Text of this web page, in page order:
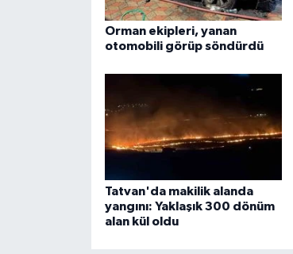
Orman ekipleri, yanan
otomobili görüp söndürdü
Tatvan'da makilik alanda
yangını: Yaklaşık 300 dönüm
alan kül oldu